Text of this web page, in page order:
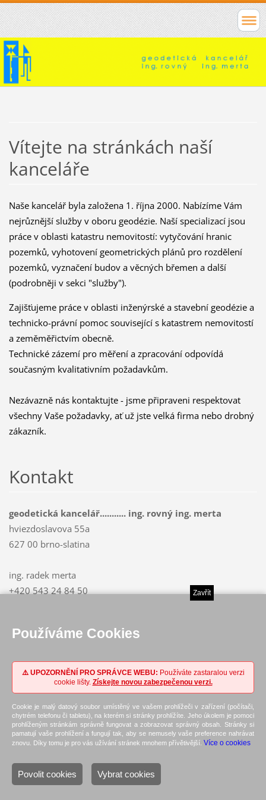
Vítejte na stránkách naší
kanceláře
Naše kancelář byla založena 1. října 2000. Nabízíme Vám
nejrůznější služby v oboru geodézie. Naší specializací jsou
práce v oblasti katastru nemovitostí: vytyčování hranic
pozemků, vyhotovení geometrických plánů pro rozdělení
pozemků, vyznačení budov a věcných břemen a další
(podrobněji v sekci "služby").
Zajišťujeme práce v oblasti inženýrské a stavební geodézie a
technicko-právní pomoc související s katastrem nemovitostí
a zeměměřictvím obecně.
Technické zázemí pro měření a zpracování odpovídá
současným kvalitativním požadavkům.
Nezávazně nás kontaktujte - jsme připraveni respektovat
všechny Vaše požadavky, ať už jste velká firma nebo drobný
zákazník.
Kontakt
geodetická kancelář........... ing. rovný ing. merta
hviezdoslavova 55a
627 00 brno-slatina
ing. radek merta
+420 543 24 84 50
+420 543 24 84 50
+420 608 73 04 36
© 2011 Všechna práva vyhrazena.
Vytvořte si web zdarma!
Zavřít
Používáme Cookies
⚠️ UPOZORNĚNÍ PRO SPRÁVCE WEBU: Používáte zastaralou verzi
cookie lišty. Získejte novou zabezpečenou verzi.
Cookie je malý datový soubor umístěný ve vašem prohlížeči v zařízení (počítači,
chytrém telefonu či tabletu), na kterém si stránky prohlížíte. Jeho úkolem je pomoci
prohlíženým stránkám správně fungovat a zobrazovat správný obsah. Stránky si
pamatují vaše prohlížení a fungují tak, aby se nemusely vaše preference nahrávat
znovu. Díky tomu je pro vás užívání stránek mnohem přívětivější. Více o cookies
Povolit cookies Vybrat cookies